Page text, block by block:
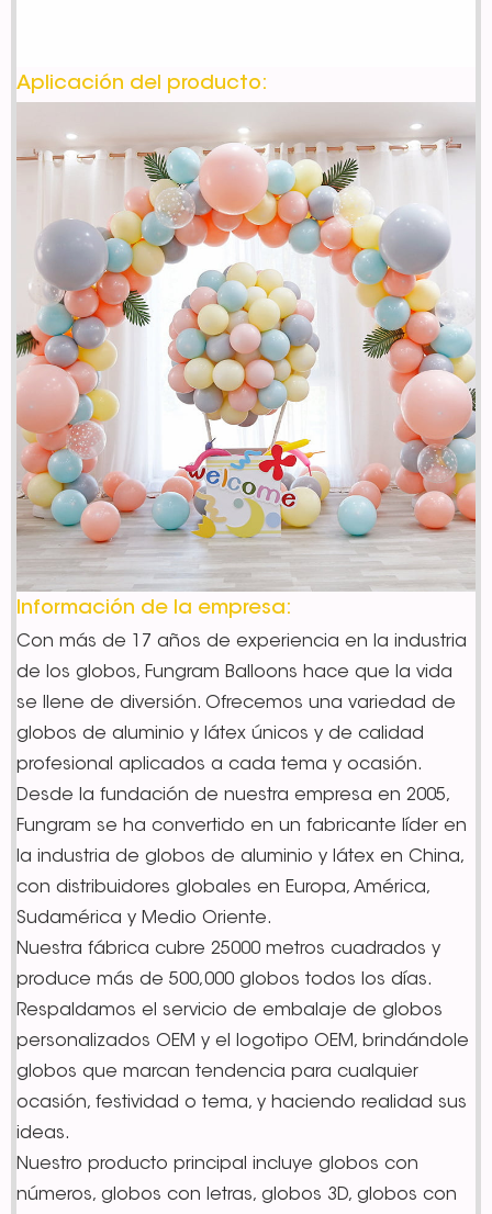
Aplicación del producto:
Información de la empresa:
Con más de 17 años de experiencia en la industria
de los globos, Fungram Balloons hace que la vida
se llene de diversión. Ofrecemos una variedad de
globos de aluminio y látex únicos y de calidad
profesional aplicados a cada tema y ocasión.
Desde la fundación de nuestra empresa en 2005,
Fungram se ha convertido en un fabricante líder en
la industria de globos de aluminio y látex en China,
con distribuidores globales en Europa, América,
Sudamérica y Medio Oriente.
Nuestra fábrica cubre 25000 metros cuadrados y
produce más de 500,000 globos todos los días.
Respaldamos el servicio de embalaje de globos
personalizados OEM y el logotipo OEM, brindándole
globos que marcan tendencia para cualquier
ocasión, festividad o tema, y haciendo realidad sus
ideas.
Nuestro producto principal incluye globos con
números, globos con letras, globos 3D, globos con